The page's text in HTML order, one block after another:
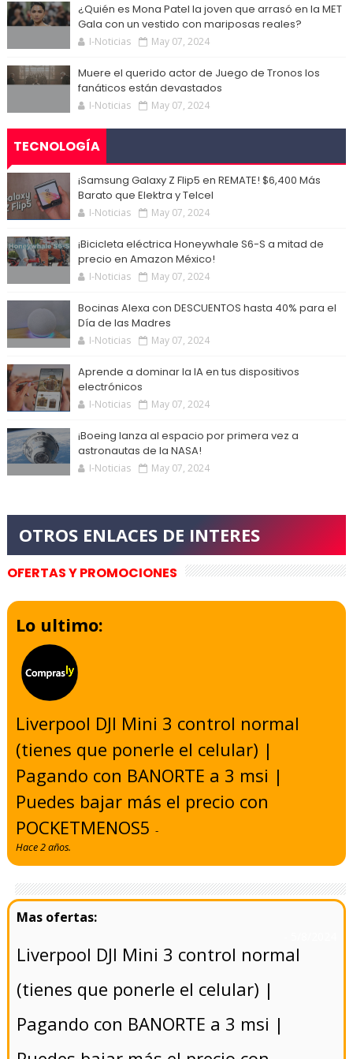
¿Quién es Mona Patel la joven que arrasó en la MET
Gala con un vestido con mariposas reales?
I-Noticias May 07, 2024
Muere el querido actor de Juego de Tronos los
fanáticos están devastados
I-Noticias May 07, 2024
TECNOLOGÍA
¡Samsung Galaxy Z Flip5 en REMATE! $6,400 Más
Barato que Elektra y Telcel
I-Noticias May 07, 2024
¡Bicicleta eléctrica Honeywhale S6-S a mitad de
precio en Amazon México!
I-Noticias May 07, 2024
Bocinas Alexa con DESCUENTOS hasta 40% para el
Día de las Madres
I-Noticias May 07, 2024
Aprende a dominar la IA en tus dispositivos
electrónicos
I-Noticias May 07, 2024
¡Boeing lanza al espacio por primera vez a
astronautas de la NASA!
I-Noticias May 07, 2024
OFERTAS Y PROMOCIONES
Lo ultimo:
Liverpool DJI Mini 3 control normal
(tienes que ponerle el celular) |
Pagando con BANORTE a 3 msi |
Puedes bajar más el precio con
POCKETMENOS5-
Hace 2 años.
Liverpool DJI Mini 3 control normal
(tienes que ponerle el celular) |
Pagando con BANORTE a 3 msi |